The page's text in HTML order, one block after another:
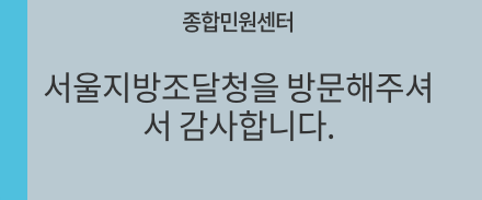
종합민원센터
서울지방조달청을 방문해주셔
서 감사합니다.